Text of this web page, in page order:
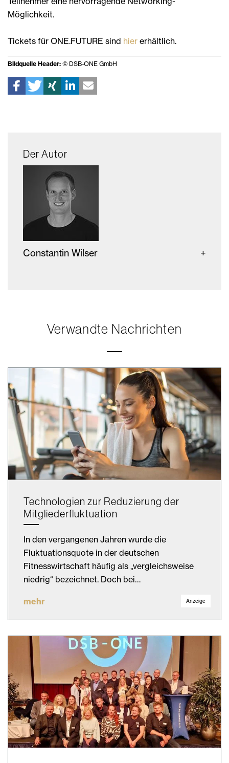
Möglichkeit.
Tickets für ONE.FUTURE sind hier erhältlich.
Bildquelle Header: © DSB-ONE GmbH
Der Autor
Constantin Wilser
Verwandte Nachrichten
Technologien zur Reduzierung der
Mitgliederfluktuation
In den vergangenen Jahren wurde die
Fluktuationsquote in der deutschen
Fitnesswirtschaft häufig als „vergleichsweise
niedrig“ bezeichnet. Doch bei…
mehr Anzeige